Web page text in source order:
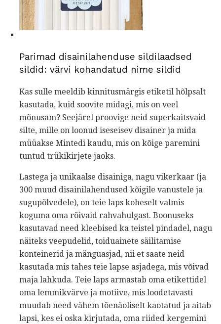
Parimad disainilahenduse sildilaadsed
sildid: värvi kohandatud nime sildid
Kas sulle meeldib kinnitusmärgis etiketil hõlpsalt
kasutada, kuid soovite midagi, mis on veel
mõnusam? Seejärel proovige neid superkaitsvaid
silte, mille on loonud iseseisev disainer ja mida
müüakse Mintedi kaudu, mis on kõige paremini
tuntud trükikirjete jaoks.
Lastega ja unikaalse disainiga, nagu vikerkaar (ja
300 muud disainilahendused kõigile vanustele ja
sugupõlvedele), on teie laps koheselt valmis
koguma oma rõivaid rahvahulgast. Boonuseks
kasutavad need kleebised ka teistel pindadel, nagu
näiteks veepudelid, toiduainete säilitamise
konteinerid ja mänguasjad, nii et saate neid
kasutada mis tahes teie lapse asjadega, mis võivad
maja lahkuda. Teie laps armastab oma etikettidel
oma lemmikvärve ja motiive, mis loodetavasti
muudab need vähem tõenäoliselt kaotatud ja aitab
lapsi, kes ei oska kirjutada, oma riided kergemini